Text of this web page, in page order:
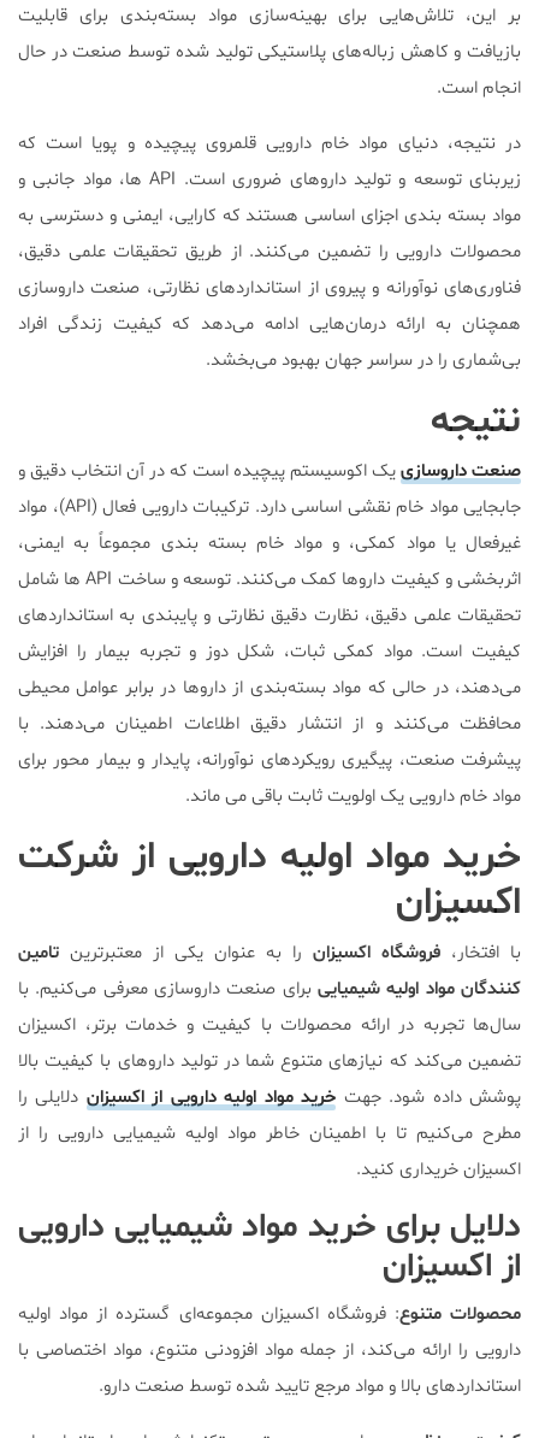
بر این، تلاش‌هایی برای بهینه‌سازی مواد بسته‌بندی برای قابلیت
بازیافت و کاهش زباله‌های پلاستیکی تولید شده توسط صنعت در حال
انجام است.
در نتیجه، دنیای مواد خام دارویی قلمروی پیچیده و پویا است که
زیربنای توسعه و تولید داروهای ضروری است. API ها، مواد جانبی و
مواد بسته بندی اجزای اساسی هستند که کارایی، ایمنی و دسترسی به
محصولات دارویی را تضمین می‌کنند. از طریق تحقیقات علمی دقیق،
فناوری‌های نوآورانه و پیروی از استانداردهای نظارتی، صنعت داروسازی
همچنان به ارائه درمان‌هایی ادامه می‌دهد که کیفیت زندگی افراد
بی‌شماری را در سراسر جهان بهبود می‌بخشد.
نتیجه
صنعت داروسازییک اکوسیستم پیچیده است که در آن انتخاب دقیق و
جابجایی مواد خام نقشی اساسی دارد. ترکیبات دارویی فعال (API)، مواد
غیرفعال یا مواد کمکی، و مواد خام بسته بندی مجموعاً به ایمنی،
اثربخشی و کیفیت داروها کمک می‌کنند. توسعه و ساخت API ها شامل
تحقیقات علمی دقیق، نظارت دقیق نظارتی و پایبندی به استانداردهای
کیفیت است. مواد کمکی ثبات، شکل دوز و تجربه بیمار را افزایش
می‌دهند، در حالی که مواد بسته‌بندی از داروها در برابر عوامل محیطی
محافظت می‌کنند و از انتشار دقیق اطلاعات اطمینان می‌دهند. با
پیشرفت صنعت، پیگیری رویکردهای نوآورانه، پایدار و بیمار محور برای
مواد خام دارویی یک اولویت ثابت باقی می ماند.
خرید مواد اولیه دارویی از شرکت
اکسیزان
با افتخار، فروشگاه اکسیزان را به عنوان یکی از معتبرترین تامین
کنندگان مواد اولیه شیمیایی برای صنعت داروسازی معرفی می‌کنیم. با
سال‌ها تجربه در ارائه محصولات با کیفیت و خدمات برتر، اکسیزان
تضمین می‌کند که نیازهای متنوع شما در تولید داروهای با کیفیت بالا
پوشش داده شود. جهت خرید مواد اولیه دارویی از اکسیزان دلایلی را
مطرح می‌کنیم تا با اطمینان خاطر مواد اولیه شیمیایی دارویی را از
اکسیزان خریداری کنید.
دلایل برای خرید مواد شیمیایی دارویی
از اکسیزان
محصولات متنوع: فروشگاه اکسیزان مجموعه‌ای گسترده از مواد اولیه
دارویی را ارائه می‌کند، از جمله مواد افزودنی متنوع، مواد اختصاصی با
استانداردهای بالا و مواد مرجع تایید شده توسط صنعت دارو.